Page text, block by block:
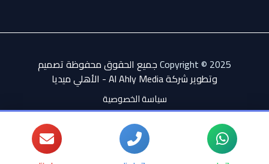
Copyright © 2025جميع الحقوق محفوظة تصميم
وتطوير شركة Al Ahly Media - الأهلي ميدي
ا
سياسة الخصوصية